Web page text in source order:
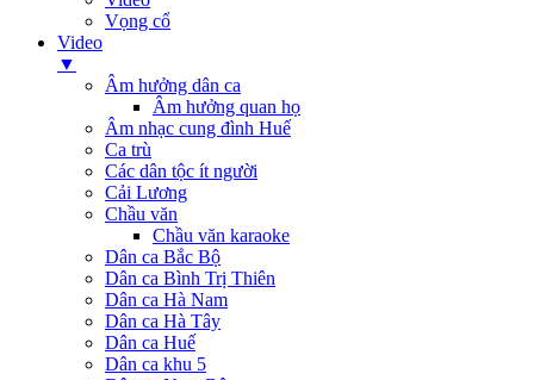
Vọng cổ
Video
▼
Âm hưởng dân ca
Âm hưởng quan họ
Âm nhạc cung đình Huế
Ca trù
Các dân tộc ít người
Cải Lương
Chầu văn
Chầu văn karaoke
Dân ca Bắc Bộ
Dân ca Bình Trị Thiên
Dân ca Hà Nam
Dân ca Hà Tây
Dân ca Huế
Dân ca khu 5